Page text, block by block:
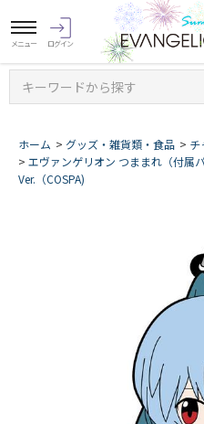
キーワードから探す
ホーム > グッズ・雑貨類・食品 > チ
> エヴァンゲリオン つままれ（付属
Ver.（COSPA)